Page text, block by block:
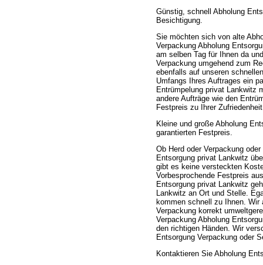
Günstig, schnell Abholung
Besichtigung.
Sie möchten sich von alte
Verpackung Abholung
am selben Tag für Ihnen da
Verpackung umgehend zum
ebenfalls auf unseren
Umfangs Ihres Auftrages ein
Entrümpelung privat Lankwitz
andere Aufträge wie den
Festpreis zu Ihrer
Kleine und große Abholung
garantierten Festpreis.
Ob Herd oder Verpackung
Entsorgung privat Lankwitz
gibt es keine versteckten
Vorbesprochende Festpreis
Entsorgung privat Lankwitz
Lankwitz an Ort und Stelle.
kommen schnell zu Ihnen. Wir
Verpackung korrekt
Verpackung Abholung
den richtigen Händen. Wir
Entsorgung Verpackung oder
Kontaktieren Sie Abholung